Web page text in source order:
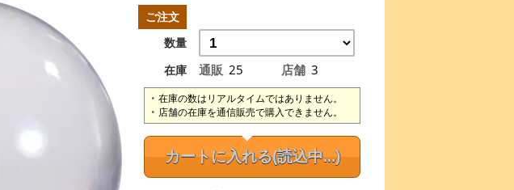
ご注文
数量
在庫
通販 25 店舗 3
在庫の数はリアルタイムではありません。
店舗の在庫を通信販売で購入できません。
カートに入れる(読込中...)